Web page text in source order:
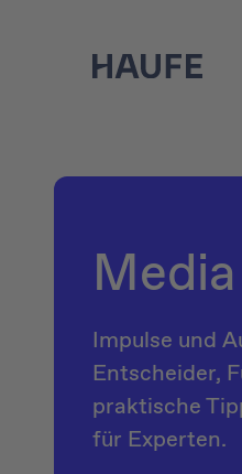
Impulse und
Entscheider,
praktische
für Experten.